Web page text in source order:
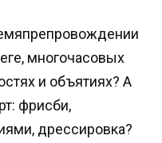
многочасовых
и объятиях? А
фрисби,
дрессировка?